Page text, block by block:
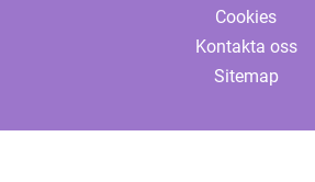
Cookies
Kontakta oss
Sitemap